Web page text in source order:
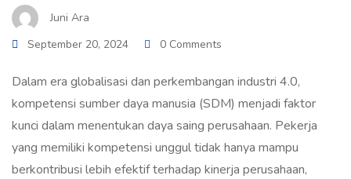
Juni Ara
September 20, 2024
0 Comments
Dalam era globalisasi dan perkembangan industri 4.0,
kompetensi sumber daya manusia (SDM) menjadi faktor
kunci dalam menentukan daya saing perusahaan. Pekerja
yang memiliki kompetensi unggul tidak hanya mampu
berkontribusi lebih efektif terhadap kinerja perusahaan,